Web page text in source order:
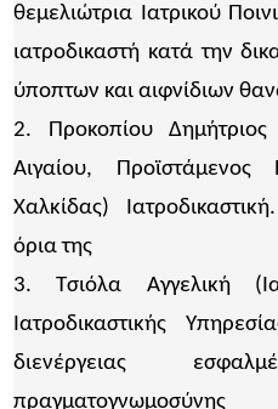
θεμελιώτρια Ιατρικού
ιατροδικαστή κατά την
ύποπτων και αιφνίδιων
2. Προκοπίου Δημήτριος
Αιγαίου, Προϊστάμενος
Χαλκίδας)
όρια της
3. Τσιόλα Αγγελική
Ιατροδικαστικής
διενέργειας
πραγματογνωμοσύνης